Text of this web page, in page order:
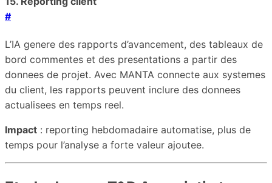
#
L’IA genere des rapports d’avancement, des tableaux de
bord commentes et des presentations a partir des
donnees de projet. Avec MANTA connecte aux systemes
du client, les rapports peuvent inclure des donnees
actualisees en temps reel.
Impact : reporting hebdomadaire automatise, plus de
temps pour l’analyse a forte valeur ajoutee.